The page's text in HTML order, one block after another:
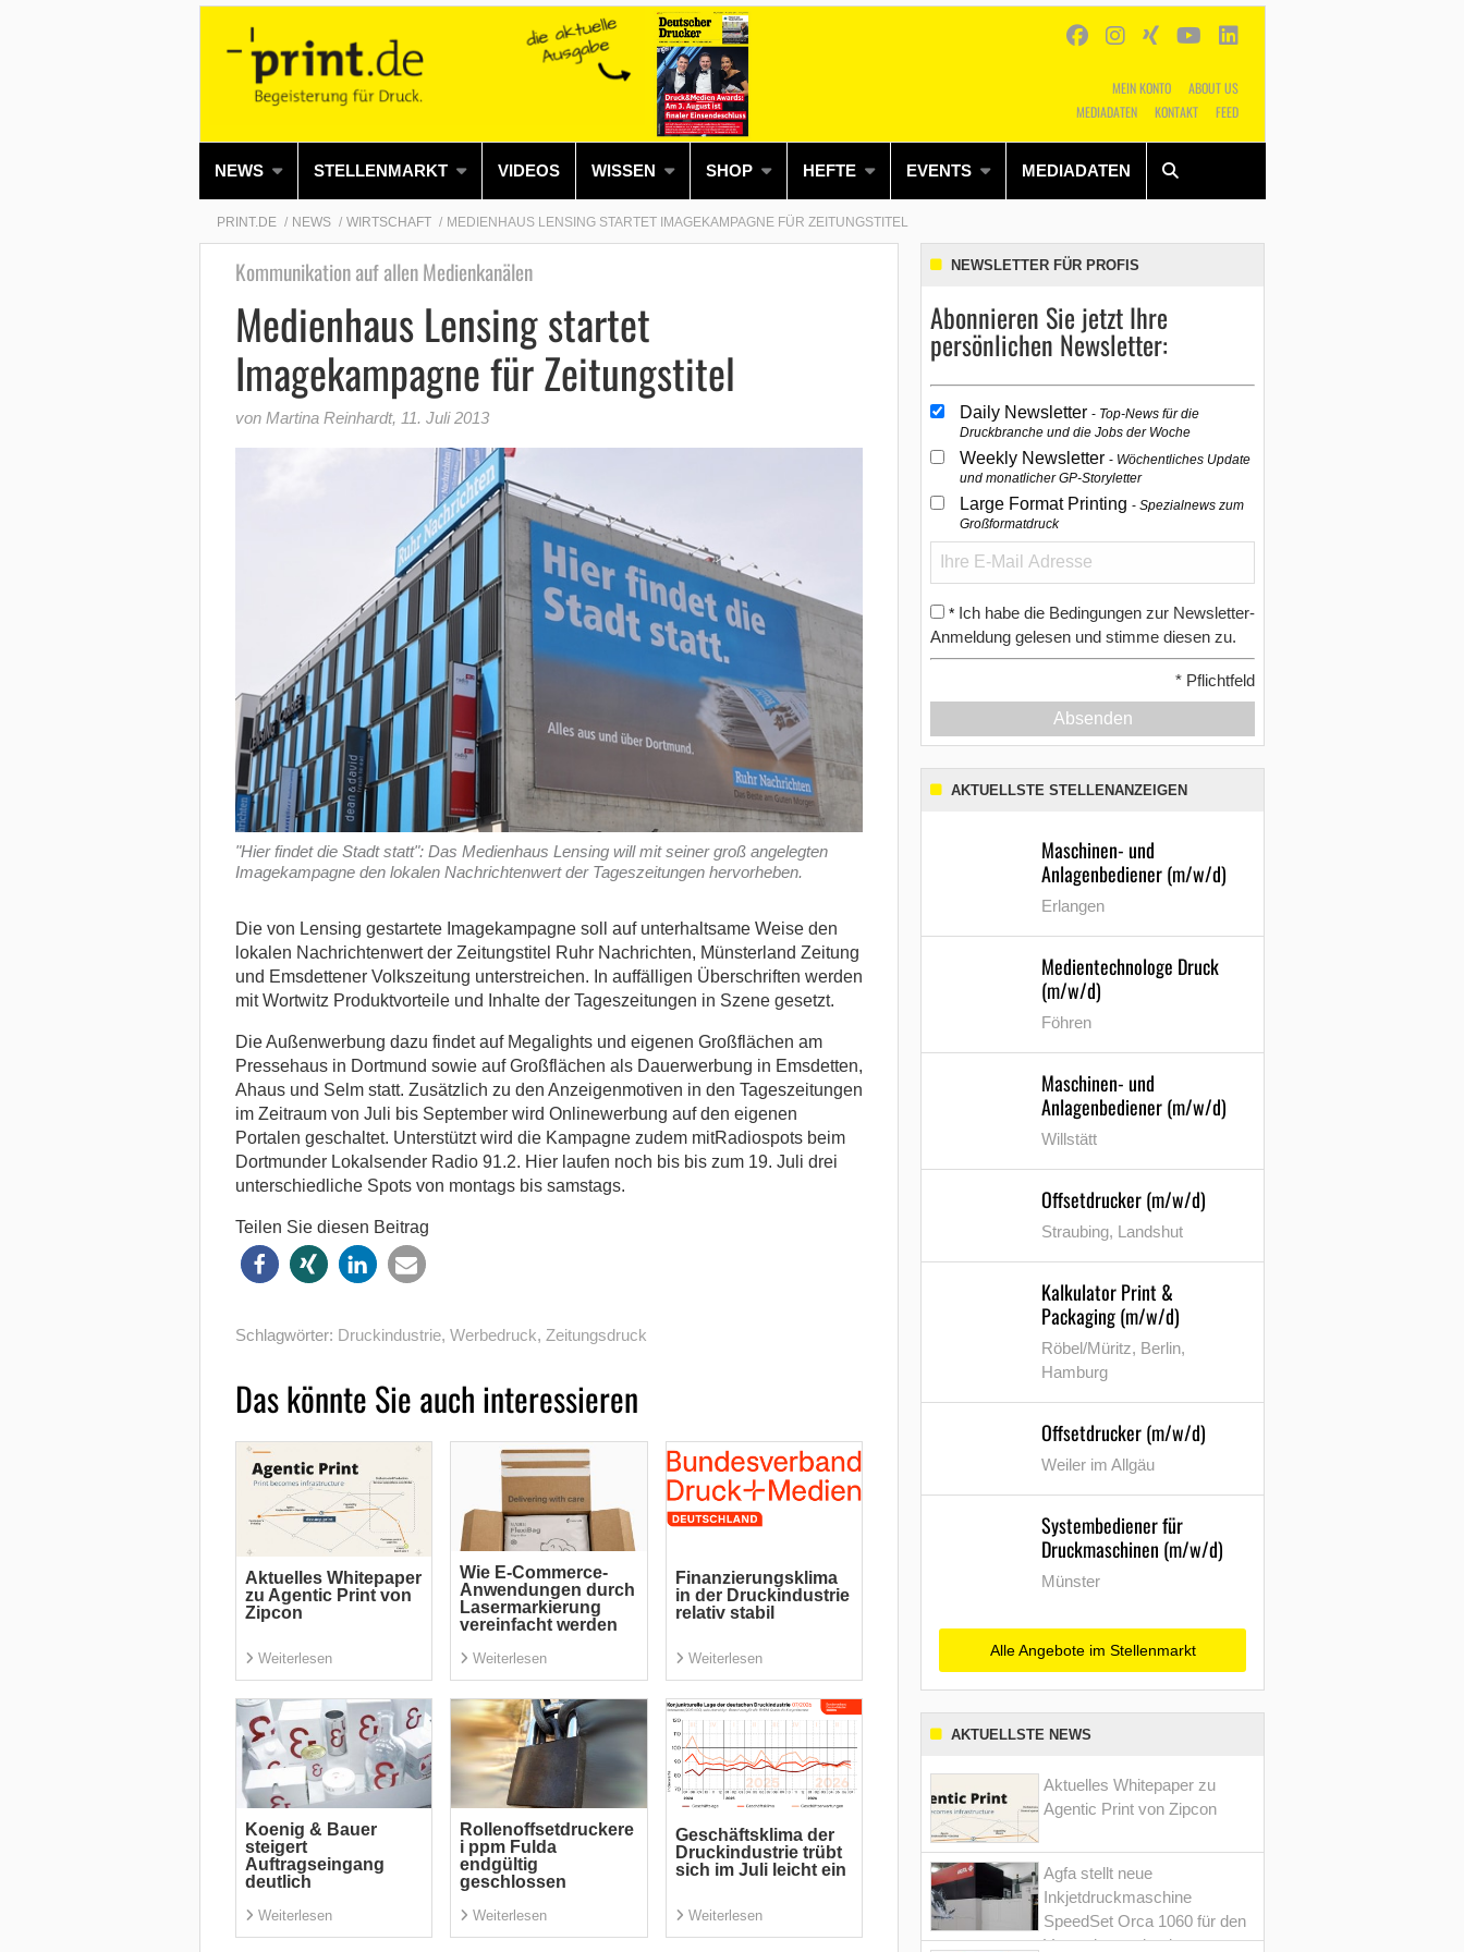
MEIN KONTO
ABOUT US
MEDIADATEN
KONTAKT FEED
NEWS STELLENMARKT VIDEOS WISSEN SHOP HEFTE EVENTS MEDIADATEN
Alles Shop SUCHEN
PRINT.DE NEWS WIRTSCHAFT MEDIENHAUS LENSING STARTET IMAGEKAMPAGNE FÜR ZEITUNGSTITEL
Kommunikation auf allen Medienkanälen
Medienhaus Lensing startet
Imagekampagne für Zeitungstitel
von Martina Reinhardt, 11. Juli 2013
"Hier findet die Stadt statt": Das Medienhaus Lensing will mit seiner groß angelegten
Imagekampagne den lokalen Nachrichtenwert der Tageszeitungen hervorheben.
Die von Lensing gestartete Imagekampagne soll auf unterhaltsame Weise den
lokalen Nachrichtenwert der Zeitungstitel Ruhr Nachrichten, Münsterland Zeitung
und Emsdettener Volkszeitung unterstreichen. In auffälligen Überschriften werden
mit Wortwitz Produktvorteile und Inhalte der Tageszeitungen in Szene gesetzt.
Die Außenwerbung dazu findet auf Megalights und eigenen Großflächen am
Pressehaus in Dortmund sowie auf Großflächen als Dauerwerbung in Emsdetten,
Ahaus und Selm statt. Zusätzlich zu den Anzeigenmotiven in den Tageszeitungen
im Zeitraum von Juli bis September wird Onlinewerbung auf den eigenen
Portalen geschaltet. Unterstützt wird die Kampagne zudem mitRadiospots beim
Dortmunder Lokalsender Radio 91.2. Hier laufen noch bis bis zum 19. Juli drei
unterschiedliche Spots von montags bis samstags.
Teilen Sie diesen Beitrag
Schlagwörter: Druckindustrie, Werbedruck, Zeitungsdruck
Das könnte Sie auch interessieren
Aktuelles Whitepaper
zu Agentic Print von
Zipcon
Weiterlesen
Wie E-Commerce-
Anwendungen durch
Lasermarkierung
vereinfacht werden
Weiterlesen
Finanzierungsklima
in der Druckindustrie
relativ stabil
Weiterlesen
Koenig & Bauer
steigert
Auftragseingang
deutlich
Weiterlesen
Rollenoffsetdruckere
i ppm Fulda
endgültig
geschlossen
Weiterlesen
Geschäftsklima der
Druckindustrie trübt
sich im Juli leicht ein
Weiterlesen
NEWSLETTER FÜR PROFIS
Abonnieren Sie jetzt Ihre
persönlichen Newsletter:
Daily Newsletter Top-News für die
Druckbranche und die Jobs der Woche
Weekly Newsletter Wöchentliches Update
und monatlicher GP-Storyletter
Large Format Printing Spezialnews zum
Großformatdruck
* Ich habe die Bedingungen zur Newsletter-
Anmeldung gelesen und stimme diesen zu.
* Pflichtfeld
Absenden
AKTUELLSTE STELLENANZEIGEN
Maschinen- und
Anlagenbediener (m/w/d)
Erlangen
Medientechnologe Druck
(m/w/d)
Föhren
Maschinen- und
Anlagenbediener (m/w/d)
Willstätt
Offsetdrucker (m/w/d)
Straubing, Landshut
Kalkulator Print &
Packaging (m/w/d)
Röbel/Müritz, Berlin,
Hamburg
Offsetdrucker (m/w/d)
Weiler im Allgäu
Systembediener für
Druckmaschinen (m/w/d)
Münster
Alle Angebote im Stellenmarkt
AKTUELLSTE NEWS
Aktuelles Whitepaper zu
Agentic Print von Zipcon
Agfa stellt neue
Inkjetdruckmaschine
SpeedSet Orca 1060 für den
Verpackungsdruck vor